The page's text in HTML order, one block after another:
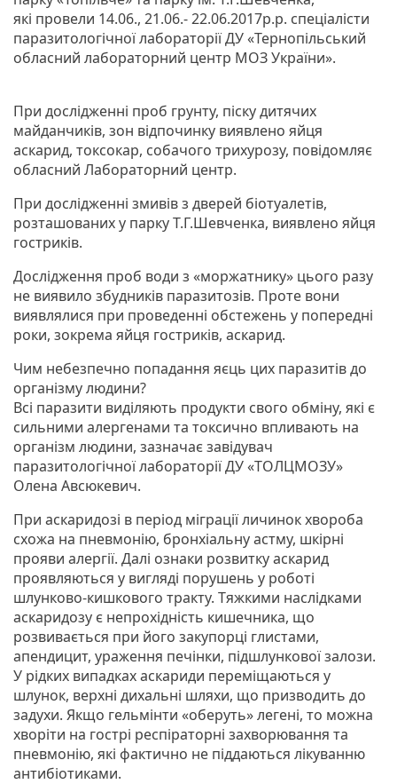
які провели 14.06., 21.06.- 22.06.2017р.р. спеціалісти
паразитологічної лабораторії ДУ «Тернопільський
обласний лабораторний центр МОЗ України».
При дослідженні проб грунту, піску дитячих
майданчиків, зон відпочинку виявлено яйця
аскарид, токсокар, собачого трихурозу, повідомляє
обласний Лабораторний центр.
При дослідженні змивів з дверей біотуалетів,
розташованих у парку Т.Г.Шевченка, виявлено яйця
гостриків.
Дослідження проб води з «моржатнику» цього разу
не виявило збудників паразитозів. Проте вони
виявлялися при проведенні обстежень у попередні
роки, зокрема яйця гостриків, аскарид.
Чим небезпечно попадання яєць цих паразитів до
організму людини?
Всі паразити виділяють продукти свого обміну, які є
сильними алергенами та токсично впливають на
організм людини, зазначає завідувач
паразитологічної лабораторії ДУ «ТОЛЦМОЗУ»
Олена Авсюкевич.
При аскаридозі в період міграції личинок хвороба
схожа на пневмонію, бронхіальну астму, шкірні
прояви алергії. Далі ознаки розвитку аскарид
проявляються у вигляді порушень у роботі
шлунково-кишкового тракту. Тяжкими наслідками
аскаридозу є непрохідність кишечника, що
розвивається при його закупорці глистами,
апендицит, ураження печінки, підшлункової залози.
У рідких випадках аскариди переміщаються у
шлунок, верхні дихальні шляхи, що призводить до
задухи. Якщо гельмінти «оберуть» легені, то можна
хворіти на гострі респіраторні захворювання та
пневмонію, які фактично не піддаються лікуванню
антибіотиками.